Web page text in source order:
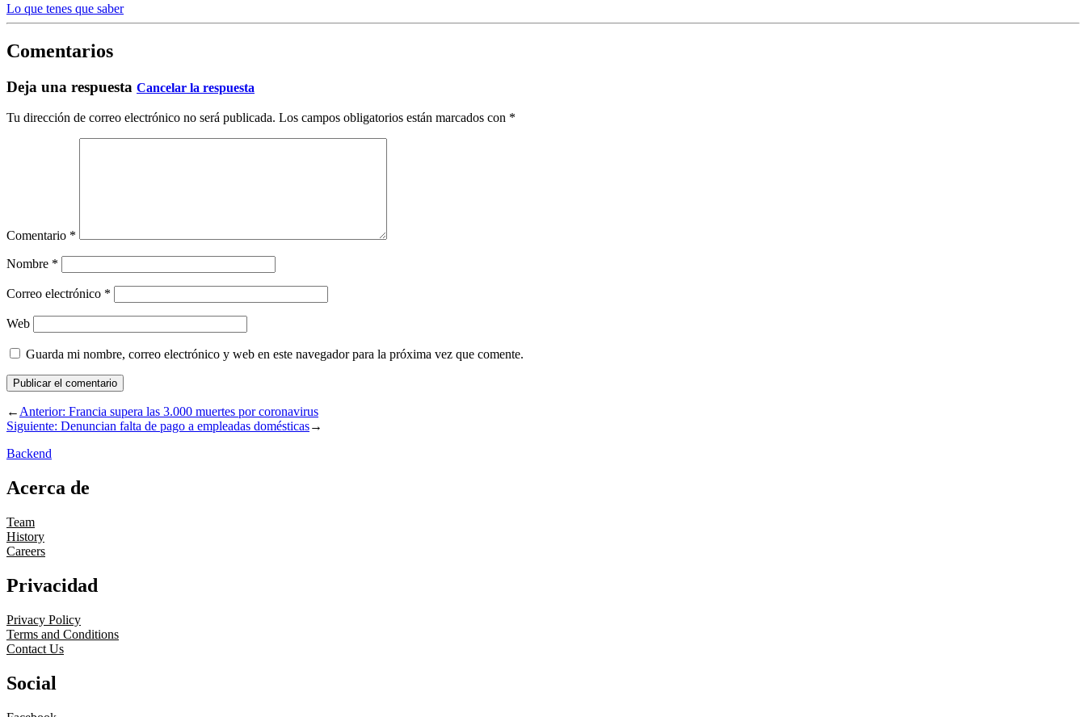
Lo que tenes que saber
Comentarios
Deja una respuesta Cancelar la respuesta
Tu dirección de correo electrónico no será publicada. Los campos obligatorios están marcados con *
Comentario *
Nombre *
Correo electrónico *
Web
Guarda mi nombre, correo electrónico y web en este navegador para la próxima vez que comente.
←Anterior: Francia supera las 3.000 muertes por coronavirus
Siguiente: Denuncian falta de pago a empleadas domésticas→
Backend
Acerca de
Team
History
Careers
Privacidad
Privacy Policy
Terms and Conditions
Contact Us
Social